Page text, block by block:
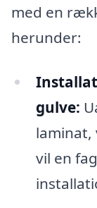
med en
herunder:
gulve:
vil en